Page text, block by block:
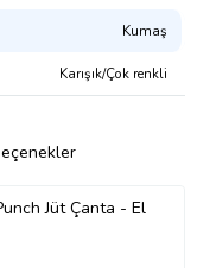
Kumaş
Karışık/Çok renkli